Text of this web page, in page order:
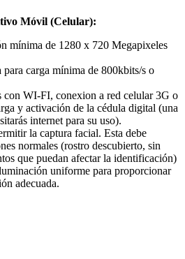
Móvil (Celular):
mínima de 1280 x 720 Megapixeles
carga mínima de 800kbits/s o
con WI-FI, conexion a red celular 3G o
y activación de la cédula digital (una
internet para su uso).
la captura facial. Esta debe
normales (rostro descubierto, sin
que puedan afectar la identificación)
uniforme para proporcionar
adecuada.